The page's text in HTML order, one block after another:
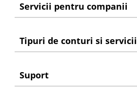
Servicii pentru companii
Tipuri de conturi si servicii
Suport